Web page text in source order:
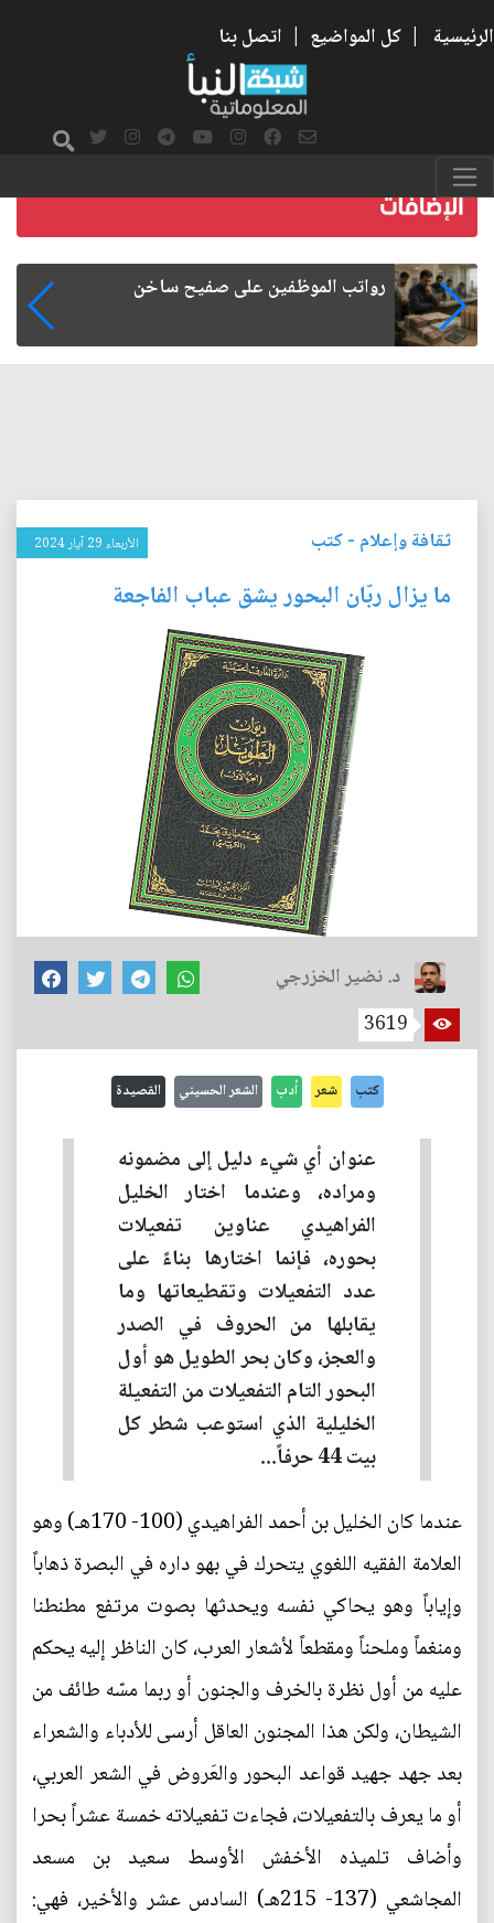
الرئيسية | كل المواضيع | اتصل بنا
رواتب الموظفين على صفيح ساخن
ثقافة وإعلام -كتب الأربعاء 29 آيار 2024
ما يزال ربّان البحور يشق عباب الفاجعة
د. نضير الخزرجي
3619
كتب شعر أدب الشعر الحسيني القصيدة
عنوان أي شيء دليل إلى مضمونه
ومراده، وعندما اختار الخليل
الفراهيدي عناوين تفعيلات
بحوره، فإنما اختارها بناءً على
عدد التفعيلات وتقطيعاتها وما
يقابلها من الحروف في الصدر
والعجز، وكان بحر الطويل هو أول
البحور التام التفعيلات من التفعيلة
الخليلية الذي استوعب شطر كل
بيت 44 حرفاً...
عندما كان الخليل بن أحمد الفراهيدي (100- 170هـ) وهو
العلامة الفقيه اللغوي يتحرك في بهو داره في البصرة ذهاباً
وإياباً وهو يحاكي نفسه ويحدثها بصوت مرتفع مطنطنا
ومنغماً وملحناً ومقطعاً لأشعار العرب، كان الناظر إليه يحكم
عليه من أول نظرة بالخرف والجنون أو ربما مسّه طائف من
الشيطان، ولكن هذا المجنون العاقل أرسى للأدباء والشعراء
بعد جهد جهيد قواعد البحور والعَروض في الشعر العربي،
أو ما يعرف بالتفعيلات، فجاءت تفعيلاته خمسة عشراً بحرا
وأضاف تلميذه الأخفش الأوسط سعيد بن مسعد
المجاشعي (137- 215هـ) السادس عشر والأخير، فهي: